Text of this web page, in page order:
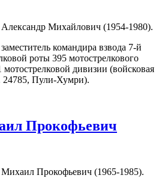
Михайлович (1954-1980).
командира взвода 7-й
роты 395 мотострелкового
мотострелковой дивизии (войсковая
24785, Пули-Хумри).
Прокофьевич
Михаил Прокофьевич (1965-1985).